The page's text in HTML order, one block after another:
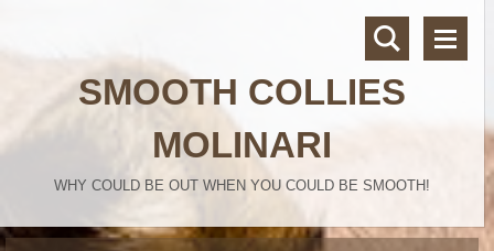
SMOOTH COLLIES
MOLINARI
WHY COULD BE OUT WHEN YOU COULD BE SMOOTH!